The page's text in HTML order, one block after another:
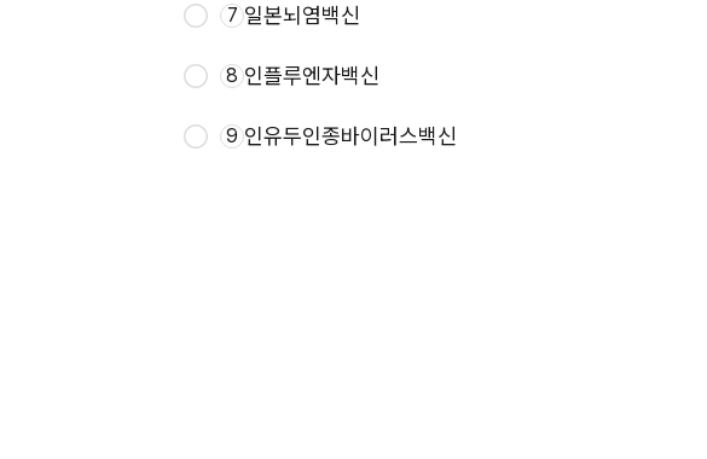
7 일본뇌염백신
8 인플루엔자백신
9 인유두인종바이러스백신